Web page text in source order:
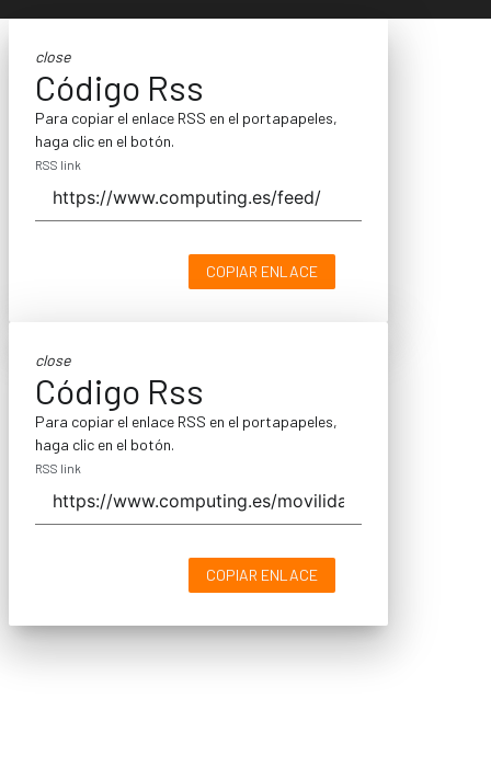
close
Código Rss
Para copiar el enlace RSS en el portapapeles,
haga clic en el botón.
RSS link
COPIAR ENLACE
close
Código Rss
Para copiar el enlace RSS en el portapapeles,
haga clic en el botón.
RSS link
COPIAR ENLACE